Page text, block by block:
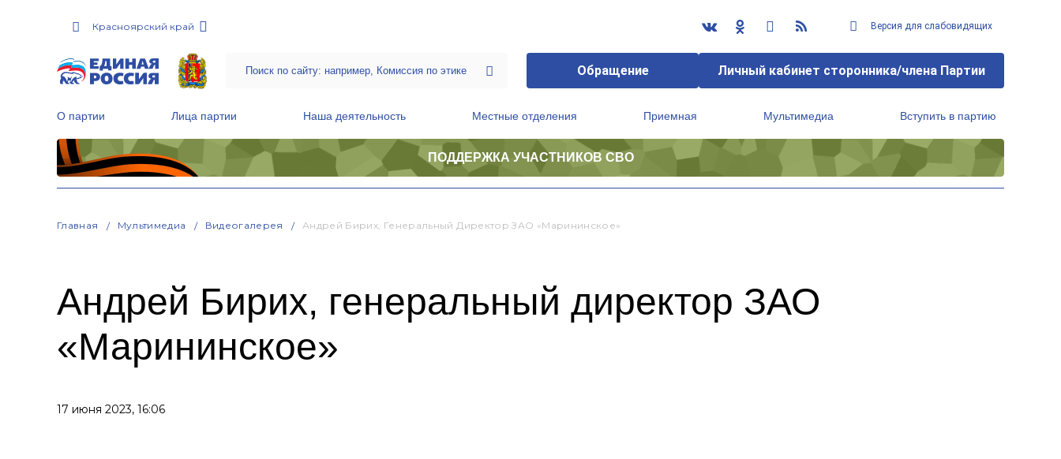
Красноярский край Версия для слабовидящих
Обращение Личный кабинет сторонника/члена Партии
О партии Лица партии Наша деятельность Местные отделения Приемная Мультимедиа Вступить в партию
ПОДДЕРЖКА УЧАСТНИКОВ СВО
Главная Мультимедиа Видеогалерея Андрей Бирих, Генеральный Директор ЗАО «Марининское»
Андрей Бирих, генеральный директор ЗАО
«Марининское»
17 июня 2023, 16:06